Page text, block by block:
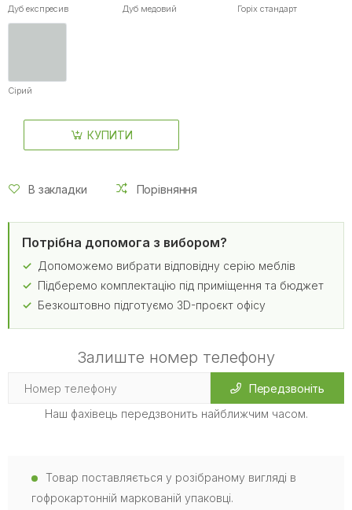
Дуб експресив Дуб медовий Горіх стандарт
Сірий
КУПИТИ
В закладки Порівняння
Потрібна допомога з вибором?
Допоможемо вибрати відповідну серію меблів
Підберемо комплектацію під приміщення та бюджет
Безкоштовно підготуємо 3D-проєкт офісу
Залиште номер телефону
Передзвоніть
Наш фахівець передзвонить найближчим часом.
Товар поставляється у розібраному вигляді в
гофрокартонній маркованій упаковці.